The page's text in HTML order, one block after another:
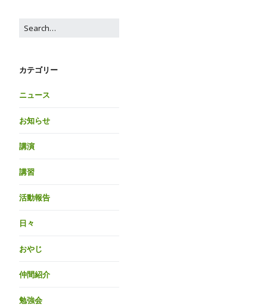
カテゴリー
ニュース
お知らせ
講演
講習
活動報告
日々
おやじ
仲間紹介
勉強会